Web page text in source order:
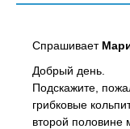
Спрашивает
Добрый день.
Подскажите,
грибковые
второй половине